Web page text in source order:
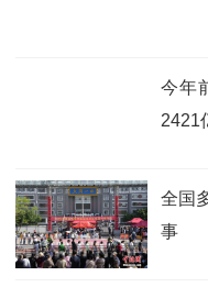
今年
2421
全国
事